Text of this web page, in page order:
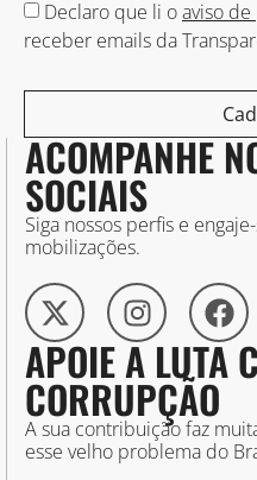
Declaro que li oaviso
receber emails da
ACOMPANHE
SOCIAIS
Siga nossos perfis e
mobilizações.
APOIE A LUTA
CORRUPÇÃO
A sua contribuição faz
esse velho problema do